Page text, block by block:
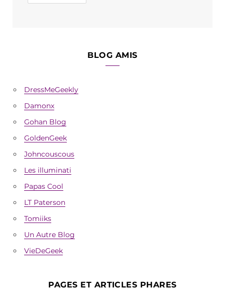
BLOG AMIS
DressMeGeekly
Damonx
Gohan Blog
GoldenGeek
Johncouscous
Les illuminati
Papas Cool
LT Paterson
Tomiiks
Un Autre Blog
VieDeGeek
PAGES ET ARTICLES PHARES